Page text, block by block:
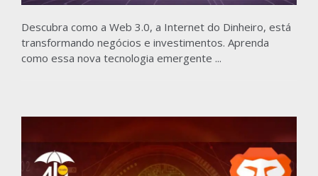
Descubra como a Web 3.0, a Internet do Dinheiro, está
transformando negócios e investimentos. Aprenda
como essa nova tecnologia emergente ...